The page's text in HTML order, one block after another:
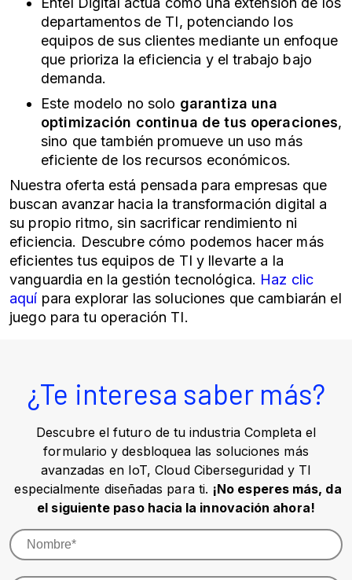
departamentos de TI, potenciando los
equipos de sus clientes mediante un enfoque
que prioriza la eficiencia y el trabajo bajo
demanda.
Este modelo no solo garantiza una
optimización continua de tus operaciones,
sino que también promueve un uso más
eficiente de los recursos económicos.
Nuestra oferta está pensada para empresas que
buscan avanzar hacia la transformación digital a
su propio ritmo, sin sacrificar rendimiento ni
eficiencia. Descubre cómo podemos hacer más
eficientes tus equipos de TI y llevarte a la
vanguardia en la gestión tecnológica. Haz clic
aquí para explorar las soluciones que cambiarán el
juego para tu operación TI.
¿Te interesa saber más?
Descubre el futuro de tu industria Completa el
formulario y desbloquea las soluciones más
avanzadas en IoT, Cloud Ciberseguridad y TI
especialmente diseñadas para ti. ¡No esperes más, da
el siguiente paso hacia la innovación ahora!